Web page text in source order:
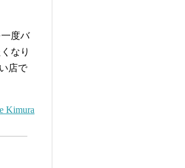
度バ
なり
店で
Kimura